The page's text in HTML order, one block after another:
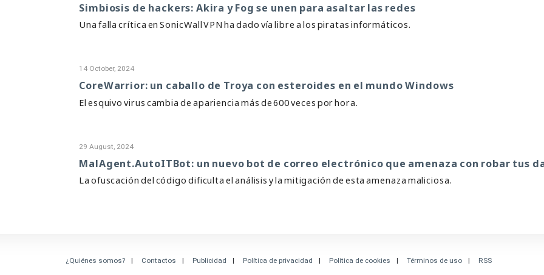
Simbiosis de hackers: Akira y Fog se unen para asaltar las redes
Una falla crítica en SonicWall VPN ha dado vía libre a los piratas informáticos.
14 October, 2024
CoreWarrior: un caballo de Troya con esteroides en el mundo Windows
El esquivo virus cambia de apariencia más de 600 veces por hora.
29 August, 2024
MalAgent.AutoITBot: un nuevo bot de correo electrónico que amenaza con robar tus
La ofuscación del código dificulta el análisis y la mitigación de esta amenaza maliciosa.
¿Quiénes somos? Contactos Publicidad Política de privacidad Política de cookies Términos de uso RSS